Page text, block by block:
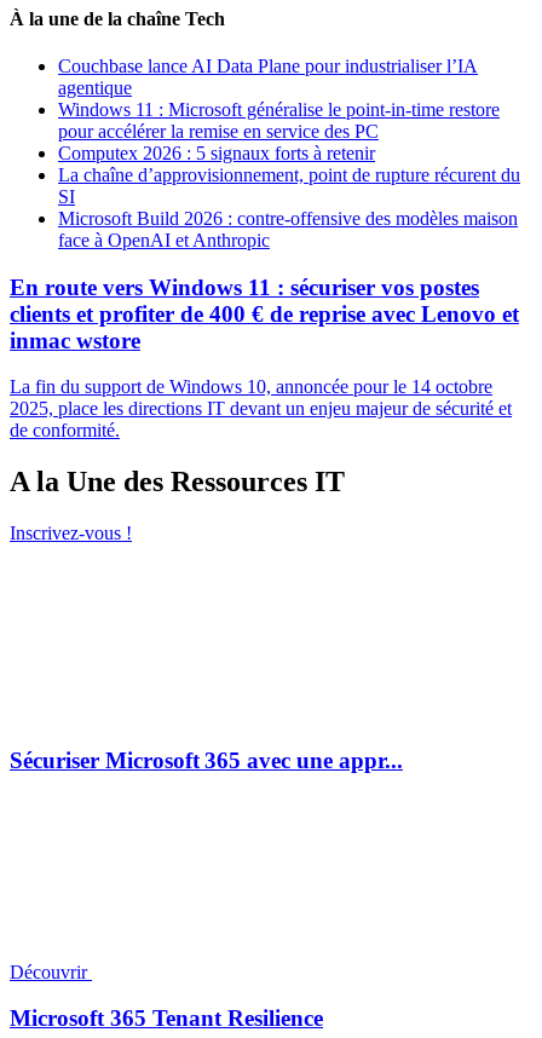
À la une de la chaîne Tech
Couchbase lance AI Data Plane pour industrialiser l’IA
agentique
Windows 11 : Microsoft généralise le point-in-time restore
pour accélérer la remise en service des PC
Computex 2026 : 5 signaux forts à retenir
La chaîne d’approvisionnement, point de rupture récurent du
SI
Microsoft Build 2026 : contre-offensive des modèles maison
face à OpenAI et Anthropic
En route vers Windows 11 : sécuriser vos postes
clients et profiter de 400 € de reprise avec Lenovo et
inmac wstore
La fin du support de Windows 10, annoncée pour le 14 octobre
2025, place les directions IT devant un enjeu majeur de sécurité et
de conformité.
A la Une des Ressources IT
Inscrivez-vous !
Sécuriser Microsoft 365 avec une appr...
Découvrir
Microsoft 365 Tenant Resilience